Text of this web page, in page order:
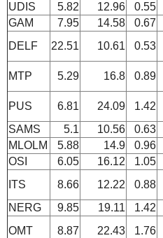
UDIS
5.82 12.96 0.55
GAM
7.95 14.58 0.67
DELF
22.51 10.61 0.53
MTP
5.29 16.8 0.89
PUS
6.81 24.09 1.42
SAMS
5.1 10.56 0.63
MLOLM
5.88 14.9 0.96
OSI
6.05 16.12 1.05
ITS
8.66 12.22 0.88
NERG
9.85 19.11 1.42
OMT
8.87 22.43 1.76